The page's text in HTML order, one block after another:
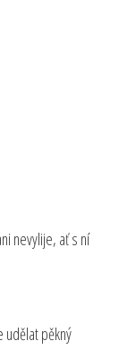
nevylije, ať s ní
udělat pěkný